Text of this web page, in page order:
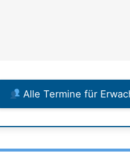
Alle Termine für